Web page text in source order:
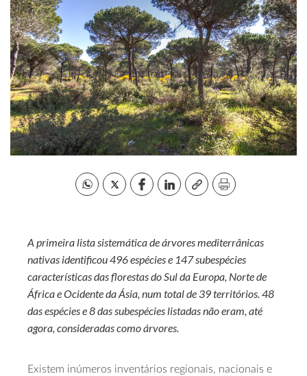
A primeira lista sistemática de árvores mediterrânicas
nativas identificou 496 espécies e 147 subespécies
características das florestas do Sul da Europa, Norte de
África e Ocidente da Ásia, num total de 39 territórios. 48
das espécies e 8 das subespécies listadas não eram, até
agora, consideradas como árvores.
Existem inúmeros inventários regionais, nacionais e